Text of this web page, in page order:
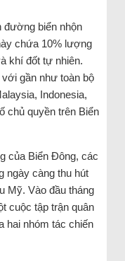
đường biển nhộn
chứa 10% lượng
khí đốt tự nhiên.
gần như toàn bộ
Indonesia,
chủ quyền trên Biển
của Biển Đông, các
ngày càng thu hút
Mỹ. Vào đầu tháng
cuộc tập trận quân
hai nhóm tác chiến